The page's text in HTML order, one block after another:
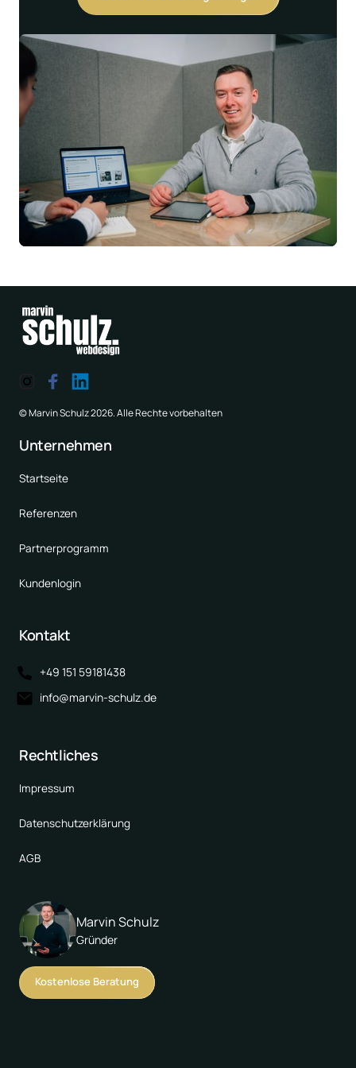
© Marvin Schulz 2026. Alle Rechte vorbehalten
Unternehmen
Startseite
Referenzen
Partnerprogramm
Kundenlogin
Kontakt
+49 151 59181438
info@marvin-schulz.de
Rechtliches
Impressum
Datenschutzerklärung
AGB
Marvin Schulz
Gründer
Kostenlose Beratung